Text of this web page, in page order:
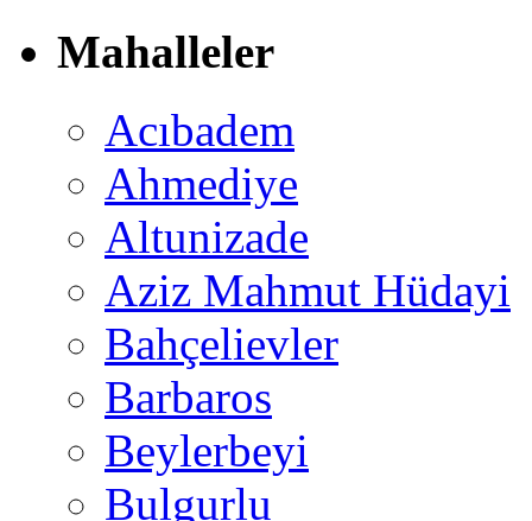
Mahalleler
Acıbadem
Ahmediye
Altunizade
Aziz Mahmut Hüdayi
Bahçelievler
Barbaros
Beylerbeyi
Bulgurlu